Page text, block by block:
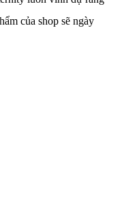
của shop sẽ ngày